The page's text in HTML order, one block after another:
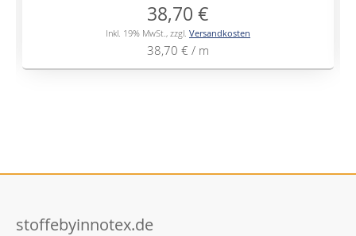
38,70 €
Inkl. 19% MwSt., zzgl. Versandkosten
38,70 € / m
stoffebyinnotex.de